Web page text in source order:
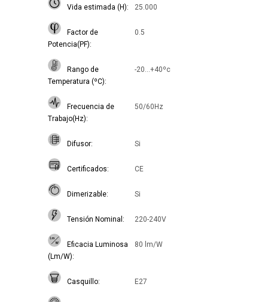
Vida estimada (H) 25.000
Factor de
Potencia(PF)
0.5
Rango de
Temperatura (ºC)
-20...+40ºc
Frecuencia de
Trabajo(Hz)
50/60Hz
Difusor Si
Certificados CE
Dimerizable Si
Tensión Nominal 220-240V
Eficacia Luminosa
(Lm/W)
80 lm/W
Casquillo E27